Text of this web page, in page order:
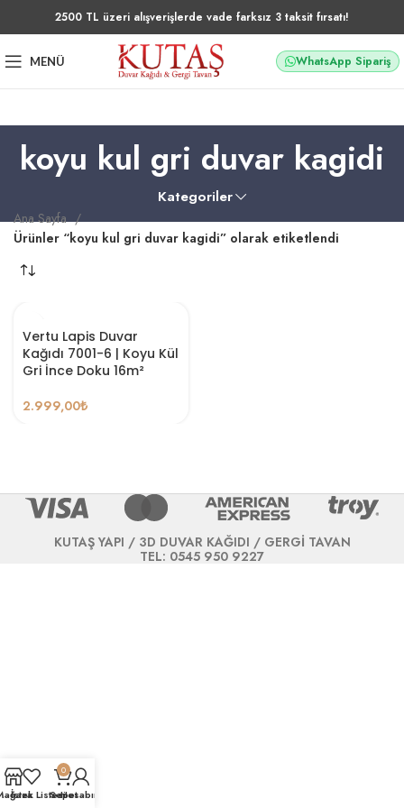
2500 TL üzeri alışverişlerde vade farksız 3 taksit fırsatı!
MENÜ WhatsApp Sipariş
koyu kul gri duvar kagidi
Kategoriler
Ana Sayfa
Ürünler “koyu kul gri duvar kagidi” olarak etiketlendi
Vertu Lapis Duvar
Kağıdı 7001-6 | Koyu Kül
Gri İnce Doku 16m²
2.999,00₺
KUTAŞ YAPI / 3D DUVAR KAĞIDI / GERGİ TAVAN
TEL: 0545 950 9227
İstek Listesi
0
Sepet
Hesabım